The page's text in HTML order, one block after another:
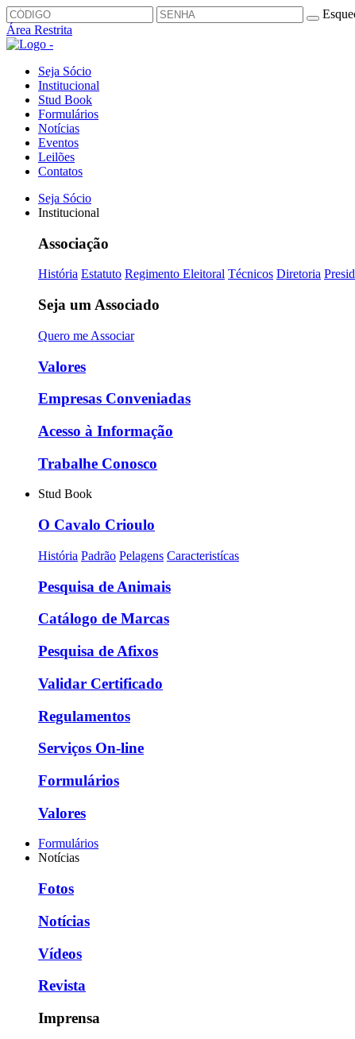
Área Restrita
Seja Sócio
Institucional
Stud Book
Formulários
Notícias
Eventos
Leilões
Contatos
Seja Sócio
Institucional
Associação
História Estatuto Regimento Eleitoral Técnicos Diretoria
Seja um Associado
Quero me Associar
Valores
Empresas Conveniadas
Acesso à Informação
Trabalhe Conosco
Stud Book
O Cavalo Crioulo
História Padrão Pelagens Caracteristícas
Pesquisa de Animais
Catálogo de Marcas
Pesquisa de Afixos
Validar Certificado
Regulamentos
Serviços On-line
Formulários
Valores
Formulários
Notícias
Fotos
Notícias
Vídeos
Revista
Imprensa